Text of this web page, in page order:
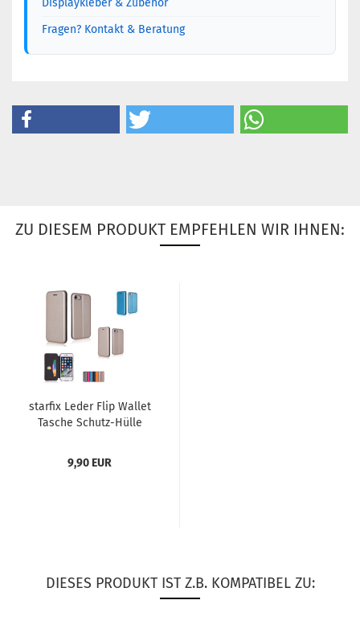
Displaykleber & Zubehör
Fragen? Kontakt & Beratung
ZU DIESEM PRODUKT EMPFEHLEN WIR IHNEN:
star­fix Leder Flip Wal­let
Ta­sche Schutz-​​Hülle
9,90 EUR
DIESES PRODUKT IST Z.B. KOMPATIBEL ZU: